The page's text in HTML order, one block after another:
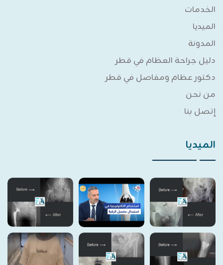
الخدمات
الميديا
المدونة
دليل جراحة العظام في قطر
دكتور عظام ومفاصل في قطر
من نحن
إتصل بنا
الميديا